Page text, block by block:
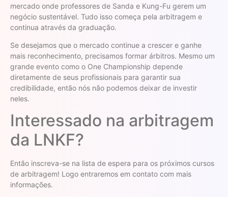
mercado onde professores de Sanda e Kung-Fu gerem um
negócio sustentável. Tudo isso começa pela arbitragem e
continua através da graduação.
Se desejamos que o mercado continue a crescer e ganhe
mais reconhecimento, precisamos formar árbitros. Mesmo um
grande evento como o One Championship depende
diretamente de seus profissionais para garantir sua
credibilidade, então nós não podemos deixar de investir
neles.
Interessado na arbitragem
da LNKF?
Então inscreva-se na lista de espera para os próximos cursos
de arbitragem! Logo entraremos em contato com mais
informações.